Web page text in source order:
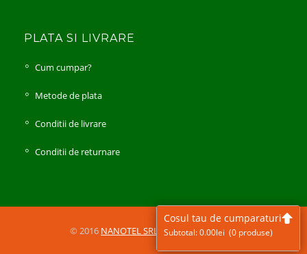
PLATA SI LIVRARE
Cum cumpar?
Metode de plata
Conditii de livrare
Conditii de returnare
© 2016 NANOTEL SRL All Rights Reserved
Cosul tau de cumparaturi
Subtotal:0.00lei (0 produse)